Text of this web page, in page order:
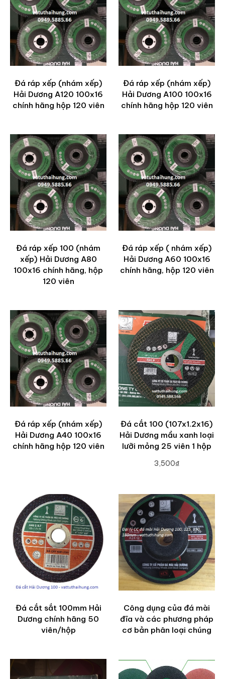
Đá ráp xếp (nhám xếp)
Hải Dương A120 100x16
chính hãng hộp 120 viên
Đá ráp xếp (nhám xếp)
Hải Dương A100 100x16
chính hãng hộp 120 viên
Đá ráp xếp 100 (nhám
xếp) Hải Dương A80
100x16 chính hãng, hộp
120 viên
Đá ráp xếp ( nhám xếp)
Hải Dương A60 100x16
chính hãng, hộp 120 viên
Đá ráp xếp (nhám xếp)
Hải Dương A40 100x16
chính hãng hộp 120 viên
Đá cắt 100 (107x1.2x16)
Hải Dương mầu xanh loại
lưỡi mỏng 25 viên 1 hộp
3,500₫
Đá cắt sắt 100mm Hải
Dương chính hãng 50
viên/hộp
Công dụng của đá mài
đĩa và các phương pháp
cơ bản phân loại chúng